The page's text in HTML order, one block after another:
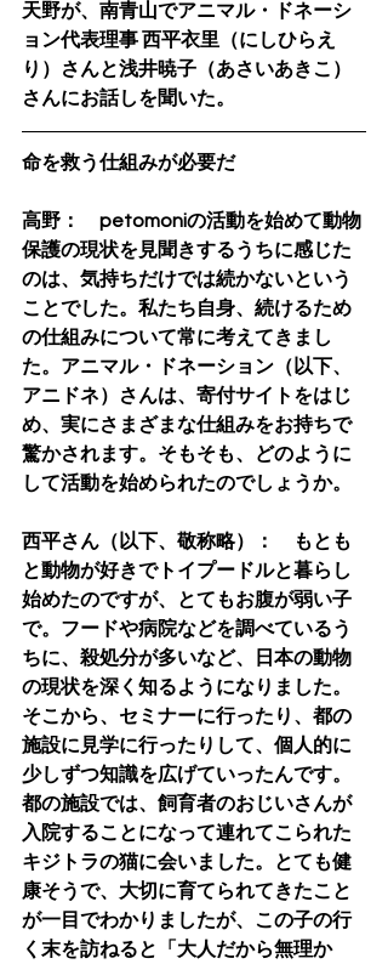
天野が、南青山でアニマル・ ドネーシ
ョン代表理事 西平衣里（にしひらえ
り）さんと浅井暁子（あさいあきこ）
さんにお話しを聞いた。
命を救う仕組みが必要だ
高野：　petomoniの活動を始めて動物
保護の現状を見聞きするうちに感じた
のは、気持ちだけでは続かないという
ことでした。私たち自身、続けるため
の仕組みについて常に考えてきまし
た。アニマル・
ドネーション（以下、
アニドネ）さんは、寄付サイトをはじ
め、実にさまざまな仕組みをお持ちで
驚かされます。そもそも、どのように
して活動を始められたのでしょうか。
西平さん（以下、敬称略）：　もとも
と動物が好きでトイプードルと暮らし
始めたのですが、とてもお腹が弱い子
で。フードや病院などを調べているう
ちに、殺処分が多いなど、日本の動物
の現状を深く知るようになりました。
そこから、セミナーに行ったり、都の
施設に見学に行ったりして、個人的に
少しずつ知識を広げていったんです。
都の施設では、飼育者のおじいさんが
入院することになって連れてこられた
キジトラの猫に会いました。とても健
康そうで、大切に育てられてきたこと
が一目でわかりましたが、この子の行
く末を訪ねると「大人だから無理か